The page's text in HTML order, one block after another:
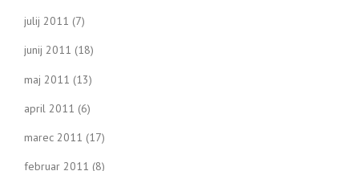
julij 2011 (7)
junij 2011 (18)
maj 2011 (13)
april 2011 (6)
marec 2011 (17)
februar 2011 (8)